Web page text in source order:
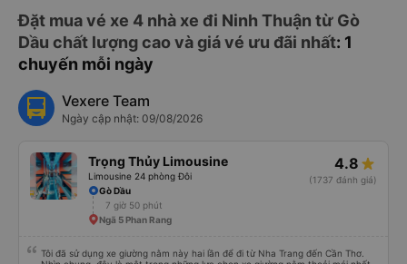
Đặt mua vé xe 4 nhà xe đi Ninh Thuận từ Gò
Dầu chất lượng cao và giá vé ưu đãi nhất: 1
chuyến mỗi ngày
Vexere Team
Ngày cập nhật: 09/08/2026
Trọng Thủy Limousine
Limousine 24 phòng Đôi
4.8
(1737 đánh giá)
Gò Dầu
7 giờ 50 phút
Ngã 5 Phan Rang
Tôi đã sử dụng xe giường nằm này hai lần để đi từ Nha Trang đến Cần Thơ.